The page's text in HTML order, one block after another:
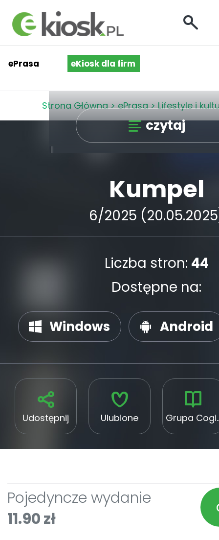
ePrasa eKiosk dla firm
Strona Główna > ePrasa > Lifestyle i
czytaj
Kumpel
6/2025
Liczba stron: 44
Dostępne na:
Windows Android
Udostępnij Ulubione Grupa
Pojedyncze wydanie
11.90 zł